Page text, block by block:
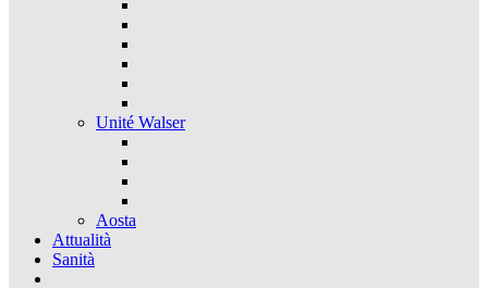
Unité Walser
Aosta
Attualità
Sanità